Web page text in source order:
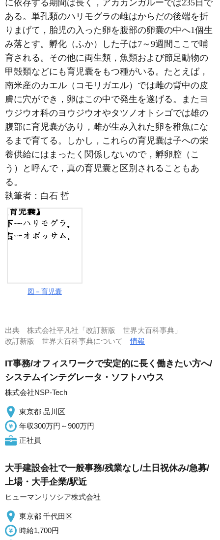
に依存する期間は長く，アカカンガルーでは235日で
ある。単孔類のハリモグラの雌はからだの後端を折
りまげて，胎児の入った卵を腹部の卵囊の中へ1個生
み落とす。孵化（ふか）した子は7～9週間ここで哺
育される。その他に両生類，魚類および節足動物の
甲殻類などにも育児囊をもつ種がいる。たとえば，
南米産のカエル（コモリガエル）では雌の背中の皮
膚に穴ができ，卵はこの中で発生を遂げる。またヨ
ウジウオ科のヨウジウオやタツノオトシゴでは雄の
腹部に育児囊があり，雌が生み入れた卵を稚魚にな
るまで育てる。しかし，これらの育児囊は子への栄
養供給にはまったく関係しないので，孵卵腔（こ
う）と呼んで，真の育児囊と区別されることもあ
る。
執筆者： 白石 哲
図－育児囊
出典 株式会社平凡社「改訂新版 世界大百科事典」
改訂新版 世界大百科事典について情報
IT事務/オフィスワークで安定的に長く働きたい方へ/
システムインテグレータ・ソフトハウス
株式会社NSP-Tech
東京都 品川区
年収300万円～900万円
正社員
大手建設会社で一般事務/残業なし/土日祝休み/急募/
上場・大手企業/駅近
ヒューマンリソシア株式会社
東京都 千代田区
時給1,700円